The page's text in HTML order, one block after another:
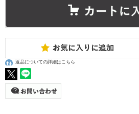
返品についての詳細はこちら